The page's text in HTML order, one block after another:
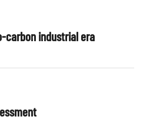
carbon industrial era